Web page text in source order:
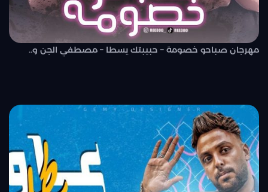
مهرجان صباحو خصومة – حبيبتك يسطا – مصطفي الجن و..